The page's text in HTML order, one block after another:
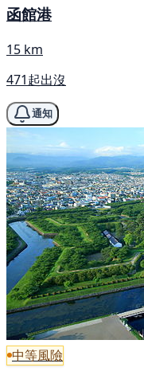
函館港
15 km
471起出沒
通知
中等風險